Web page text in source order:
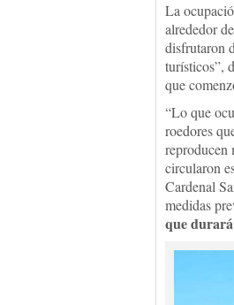
La
alrededor
disfrutaron
turísticos”,
que
“Lo que
roedores
reproducen
circularon
Cardenal
medidas
que